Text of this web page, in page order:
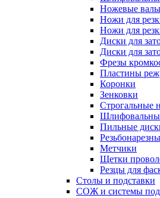
Ножевые валы
Ножи для
Ножи для
Диски для
Диски для
Фрезы
Пластины
Коронки
Зенковки
Строгальные
Пильные
Метчики
Щетки
Резцы для
Столы и подставки
СОЖ и системы